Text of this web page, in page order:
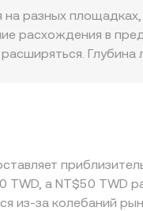
у стейк-нод и
и
= k, и мгновенная
Суммарно
по рынку и, при
разных
расхождения в
через
в итоговый
на комиссии,
классические
TWD, а NT$50
из-за колебаний